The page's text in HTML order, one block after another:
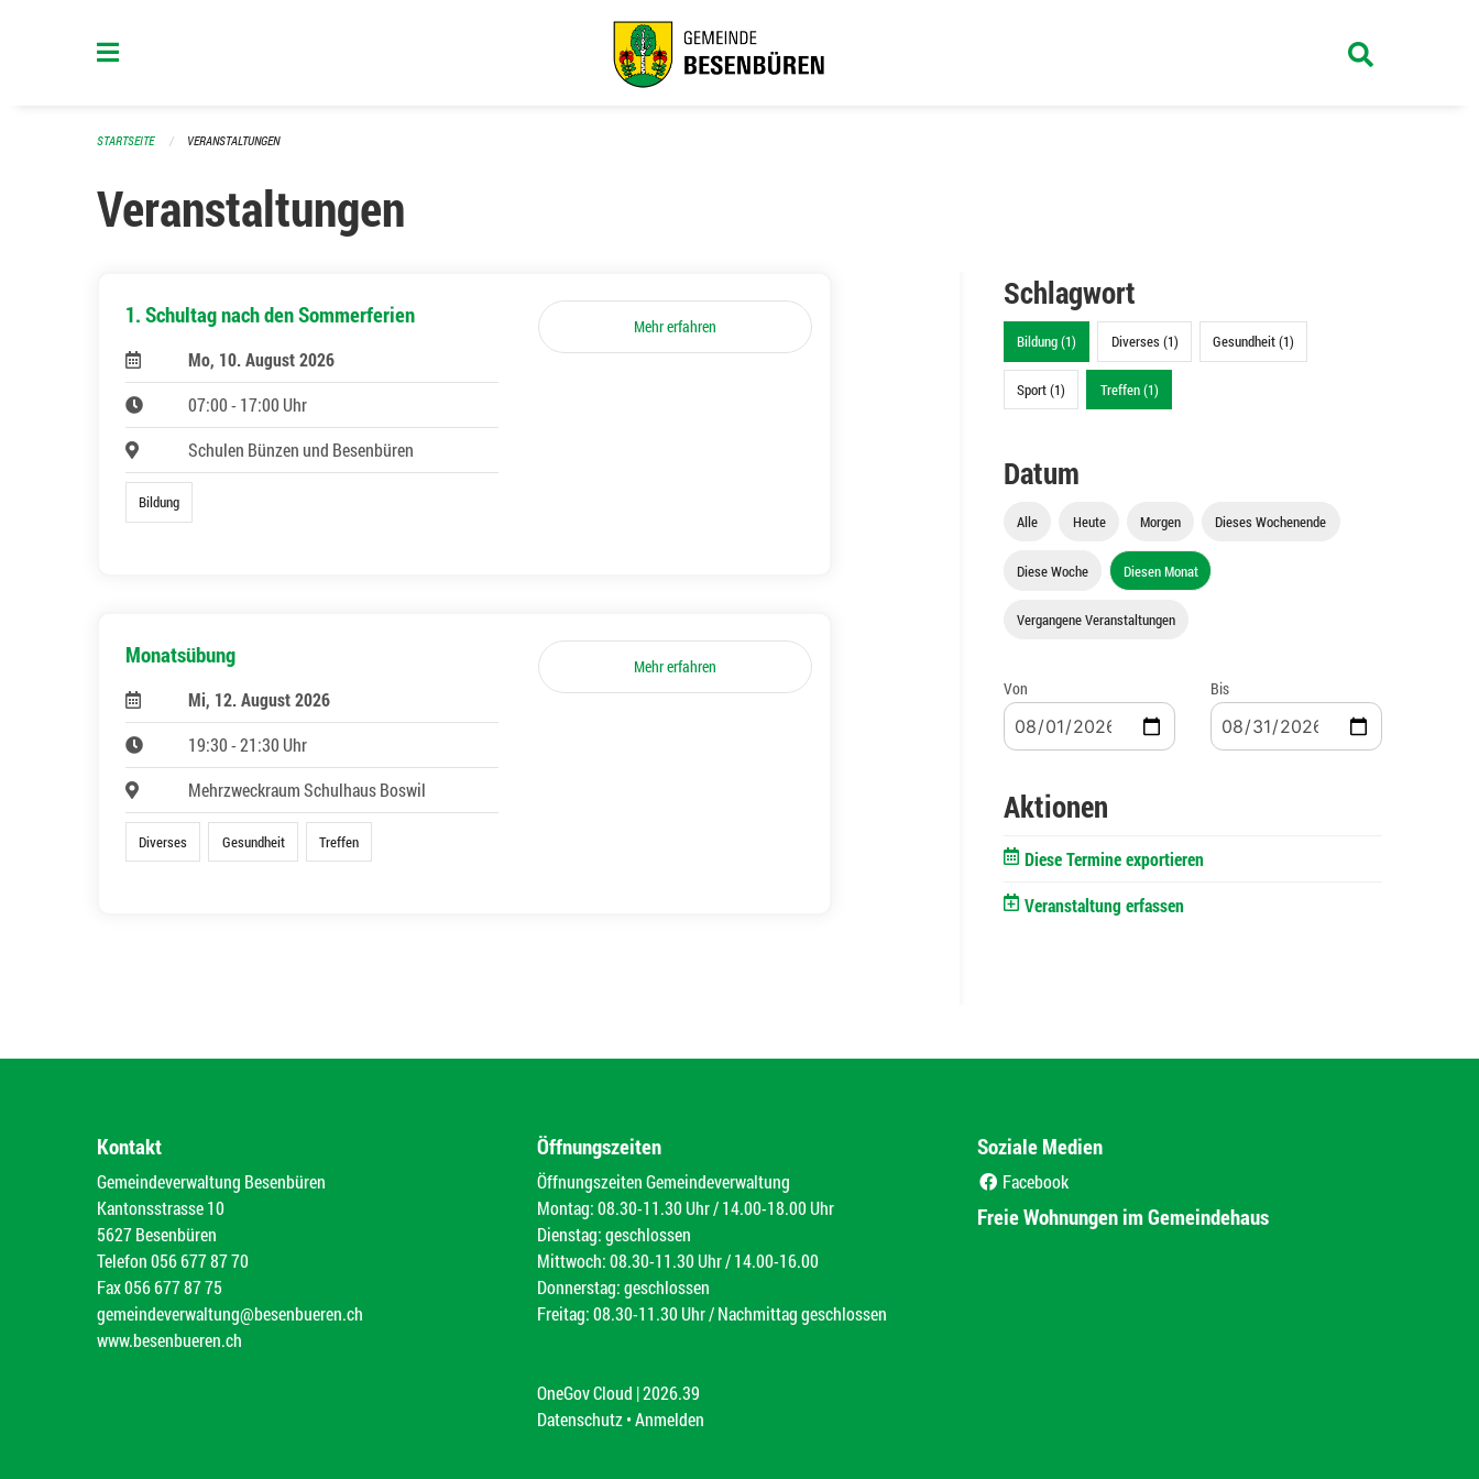
STARTSEITE VERANSTALTUNGEN
Veranstaltungen
1. Schultag nach den Sommerferien
Mo, 10. August 2026
07:00 - 17:00 Uhr
Schulen Bünzen und Besenbüren
Bildung
Mehr erfahren
Monatsübung
Mi, 12. August 2026
19:30 - 21:30 Uhr
Mehrzweckraum Schulhaus Boswil
Diverses Gesundheit Treffen
Mehr erfahren
Schlagwort
Bildung (1) Diverses (1) Gesundheit (1)
Sport (1) Treffen (1)
Datum
Alle Heute Morgen Dieses Wochenende
Diese Woche Diesen Monat
Vergangene Veranstaltungen
Von Bis
Aktionen
Diese Termine exportieren
Veranstaltung erfassen
Kontakt
Gemeindeverwaltung Besenbüren
Kantonsstrasse 10
5627 Besenbüren
Telefon056 677 87 70
Fax056 677 87 75
gemeindeverwaltung@besenbueren.ch
www.besenbueren.ch
Öffnungszeiten
Öffnungszeiten Gemeindeverwaltung
Montag: 08.30-11.30 Uhr / 14.00-18.00 Uhr
Dienstag: geschlossen
Mittwoch: 08.30-11.30 Uhr / 14.00-16.00
Donnerstag: geschlossen
Freitag: 08.30-11.30 Uhr / Nachmittag geschlossen
Soziale Medien
Facebook
Freie Wohnungen im Gemeindehaus
OneGov Cloud (External Link)
|2026.39
Datenschutz (External Link)
Anmelden